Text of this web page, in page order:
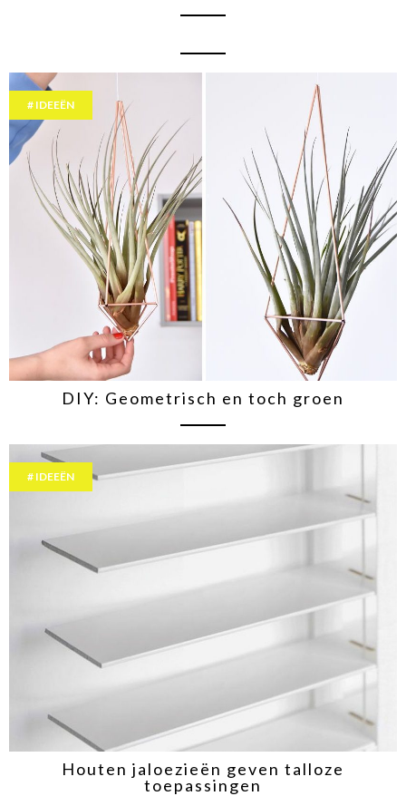
IDEEËN
DIY: Geometrisch en toch groen
IDEEËN
Houten jaloezieën geven talloze
toepassingen